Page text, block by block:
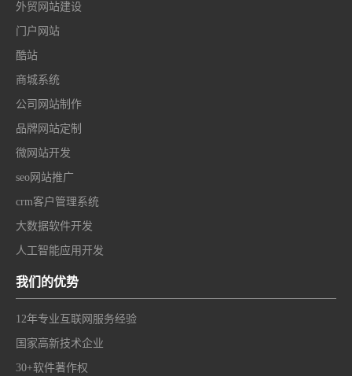
外贸网站建设
门户网站
酷站
商城系统
公司网站制作
品牌网站定制
微网站开发
seo网站推广
crm客户管理系统
大数据软件开发
人工智能应用开发
我们的优势
12年专业互联网服务经验
国家高新技术企业
30+软件著作权